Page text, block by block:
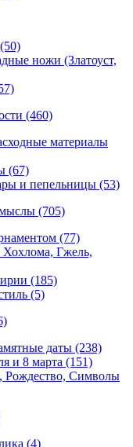
ножи (Златоуст,
(460)
материалы
(67)
и пепельницы (53)
(705)
(77)
Гжель,
(185)
(5)
даты (238)
и 8 марта (151)
Рождество, Символы
(4)